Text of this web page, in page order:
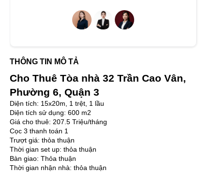
THÔNG TIN MÔ TẢ
Cho Thuê Tòa nhà 32 Trần Cao Vân,
Phường 6, Quận 3
Diện tích: 15x20m, 1 trệt, 1 lầu
Diện tích sử dụng: 600 m2
Giá cho thuê: 207.5 Triệu/tháng
Cọc 3 thanh toán 1
Trượt giá: thỏa thuận
Thời gian set up: thỏa thuận
Bàn giao: Thỏa thuận
Thời gian nhận nhà: thỏa thuận